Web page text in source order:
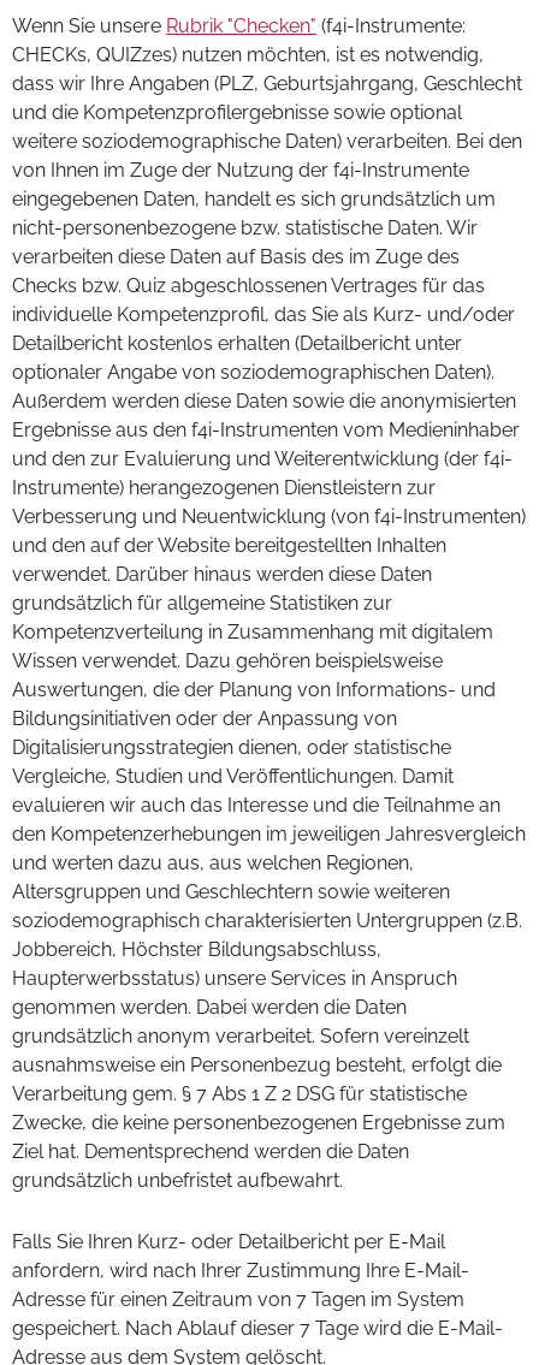
Wenn Sie unsere Rubrik "Checken" (f4i-Instrumente:
CHECKs, QUIZzes) nutzen möchten, ist es notwendig,
dass wir Ihre Angaben (PLZ, Geburtsjahrgang, Geschlecht
und die Kompetenzprofilergebnisse sowie optional
weitere soziodemographische Daten) verarbeiten. Bei den
von Ihnen im Zuge der Nutzung der f4i-Instrumente
eingegebenen Daten, handelt es sich grundsätzlich um
nicht-personenbezogene bzw. statistische Daten. Wir
verarbeiten diese Daten auf Basis des im Zuge des
Checks bzw. Quiz abgeschlossenen Vertrages für das
individuelle Kompetenzprofil, das Sie als Kurz- und/oder
Detailbericht kostenlos erhalten (Detailbericht unter
optionaler Angabe von soziodemographischen Daten).
Außerdem werden diese Daten sowie die anonymisierten
Ergebnisse aus den f4i-Instrumenten vom Medieninhaber
und den zur Evaluierung und Weiterentwicklung (der f4i-
Instrumente) herangezogenen Dienstleistern zur
Verbesserung und Neuentwicklung (von f4i-Instrumenten)
und den auf der Website bereitgestellten Inhalten
verwendet. Darüber hinaus werden diese Daten
grundsätzlich für allgemeine Statistiken zur
Kompetenzverteilung in Zusammenhang mit digitalem
Wissen verwendet. Dazu gehören beispielsweise
Auswertungen, die der Planung von Informations- und
Bildungsinitiativen oder der Anpassung von
Digitalisierungsstrategien dienen, oder statistische
Vergleiche, Studien und Veröffentlichungen. Damit
evaluieren wir auch das Interesse und die Teilnahme an
den Kompetenzerhebungen im jeweiligen Jahresvergleich
und werten dazu aus, aus welchen Regionen,
Altersgruppen und Geschlechtern sowie weiteren
soziodemographisch charakterisierten Untergruppen (z.B.
Jobbereich, Höchster Bildungsabschluss,
Haupterwerbsstatus) unsere Services in Anspruch
genommen werden. Dabei werden die Daten
grundsätzlich anonym verarbeitet. Sofern vereinzelt
ausnahmsweise ein Personenbezug besteht, erfolgt die
Verarbeitung gem. § 7 Abs 1 Z 2 DSG für statistische
Zwecke, die keine personenbezogenen Ergebnisse zum
Ziel hat. Dementsprechend werden die Daten
grundsätzlich unbefristet aufbewahrt.
Falls Sie Ihren Kurz- oder Detailbericht per E-Mail
anfordern, wird nach Ihrer Zustimmung Ihre E-Mail-
Adresse für einen Zeitraum von 7 Tagen im System
gespeichert. Nach Ablauf dieser 7 Tage wird die E-Mail-
Adresse aus dem System gelöscht.